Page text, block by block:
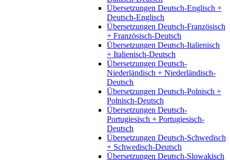
Übersetzungen Deutsch-Englisch +
Deutsch-Englisch
Übersetzungen Deutsch-Französisch
+ Französisch-Deutsch
Übersetzungen Deutsch-Italienisch
+ Italienisch-Deutsch
Übersetzungen Deutsch-
Niederländisch + Niederländisch-
Deutsch
Übersetzungen Deutsch-Polnisch +
Polnisch-Deutsch
Übersetzungen Deutsch-
Portugiesisch + Portugiesisch-
Deutsch
Übersetzungen Deutsch-Schwedisch
+ Schwedisch-Deutsch
Übersetzungen Deutsch-Slowakisch